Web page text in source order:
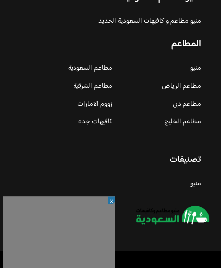
منيو مطاعم و كافيهات السعودية الجديد
المطاعم
منيو
مطاعم السعودية
مطاعم الرياض
مطاعم الشرقية
مطاعم دبي
زووم الامارات
مطاعم الخليج
كافيهات جده
تصنيفات
منيو
X